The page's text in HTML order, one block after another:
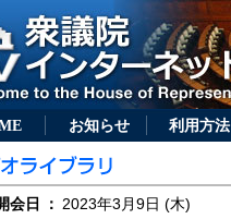
お知らせ 利用方法
会日 ： 2023年3月9日 (木)